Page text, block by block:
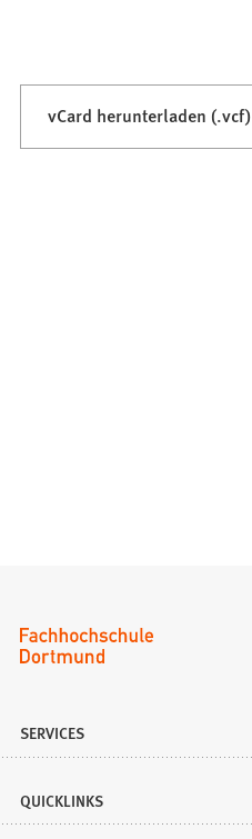
vCard herunterladen (.vcf)
SERVICES
QUICKLINKS